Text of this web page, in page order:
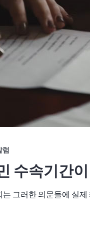
럼
수속기간
그러한 의문들에 실